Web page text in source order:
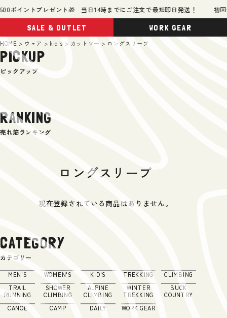
ポイントプレゼント🎁 当日14時までにご注文で最短即日発送！ 初回
WORK GEAR
HOME ウェア kid's カットソー ロングスリーブ
PICKUP
ピックアップ
RANKING
売れ筋ランキング
ロングスリーブ
現在登録されている商品はありません。
CATEGORY
カテゴリー
MEN'S WOMEN'S KID'S TREKKING
CLIMBING
TRAIL
RUNNING
SHOWER
CLIMBING
ALPINE
CLIMBING
WINTER
TREKKING
BUCK
COUNTRY
CANOE
CAMP DAILY WORK GEAR
SALE & OUTLET